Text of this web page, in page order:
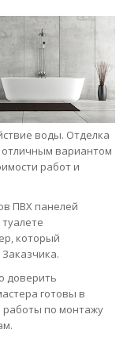
воды. Отделка
отличным вариантом
работ и
ПВХ панелей
который
доверить
готовы в
работы по монтажу